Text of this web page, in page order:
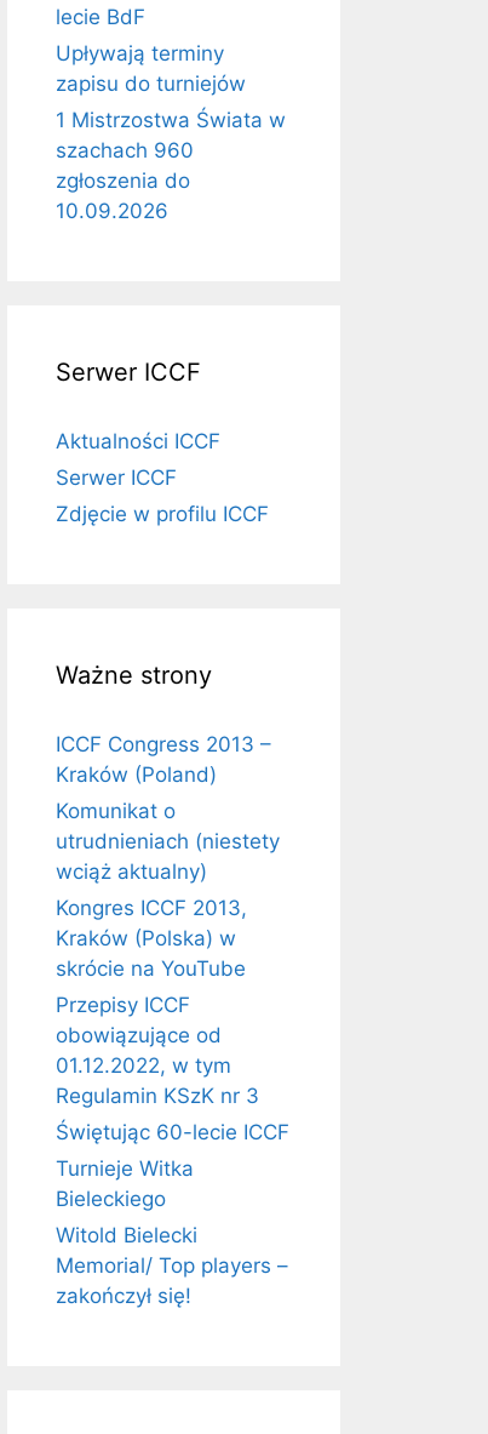
lecie BdF
Upływają terminy
zapisu do turniejów
1 Mistrzostwa Świata w
szachach 960
zgłoszenia do
10.09.2026
Serwer ICCF
Aktualności ICCF
Serwer ICCF
Zdjęcie w profilu ICCF
Ważne strony
ICCF Congress 2013 –
Kraków (Poland)
Komunikat o
utrudnieniach (niestety
wciąż aktualny)
Kongres ICCF 2013,
Kraków (Polska) w
skrócie na YouTube
Przepisy ICCF
obowiązujące od
01.12.2022, w tym
Regulamin KSzK nr 3
Świętując 60-lecie ICCF
Turnieje Witka
Bieleckiego
Witold Bielecki
Memorial/ Top players –
zakończył się!